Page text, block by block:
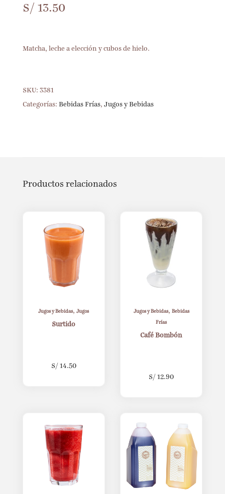
S/ 13.50
Matcha, leche a elección y cubos de hielo.
SKU: 3381
Categorías: Bebidas Frías, Jugos y Bebidas
Productos relacionados
Jugos y Bebidas,Jugos
Surtido
S/ 14.50
Jugos y Bebidas, Bebidas
Frías
Café Bombón
S/ 12.90